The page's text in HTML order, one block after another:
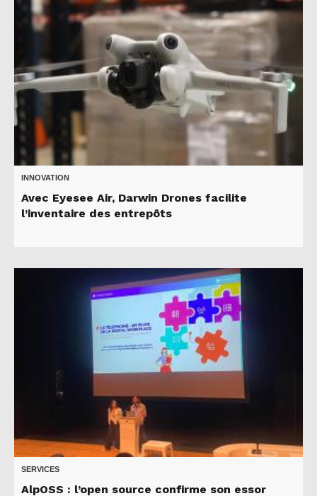
INNOVATION
Avec Eyesee Air, Darwin Drones facilite
l’inventaire des entrepôts
SERVICES
AlpOSS : l’open source confirme son essor